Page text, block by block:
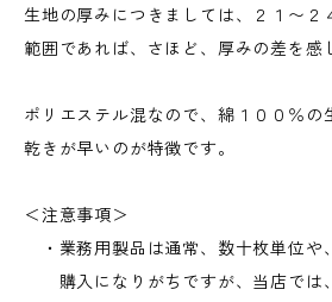
生地の厚みにつきましては、２１〜２
範囲であれば、さほど、厚みの差を感
ポリエステル混なので、綿１００％の
乾きが早いのが特徴です。
＜注意事項＞
・業務用製品は通常、数十枚単位や
購入になりがちですが、当店では